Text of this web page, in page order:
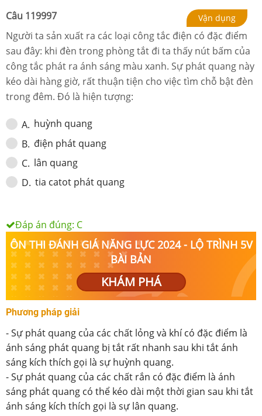
Câu 119997 Vận dụng
Người ta sản xuất ra các loại công tắc điện có đặc điểm
sau đây: khi đèn trong phòng tắt đi ta thấy nút bấm của
công tắc phát ra ánh sáng màu xanh. Sự phát quang này
kéo dài hàng giờ, rất thuận tiện cho việc tìm chỗ bật đèn
trong đêm. Đó là hiện tượng:
A. huỳnh quang
B. điện phát quang
C. lân quang
D. tia catot phát quang
Đáp án đúng: C
ÔN THI ĐÁNH GIÁ NĂNG LỰC 2024 - LỘ TRÌNH 5V
BÀI BẢN
KHÁM PHÁ
Phương pháp giải
- Sự phát quang của các chất lỏng và khí có đặc điểm là
ánh sáng phát quang bị tắt rất nhanh sau khi tắt ánh
sáng kích thích gọi là sự huỳnh quang.
- Sự phát quang của các chất rắn có đặc điểm là ánh
sáng phát quang có thể kéo dài một thời gian sau khi tắt
ánh sáng kích thích gọi là sự lân quang.